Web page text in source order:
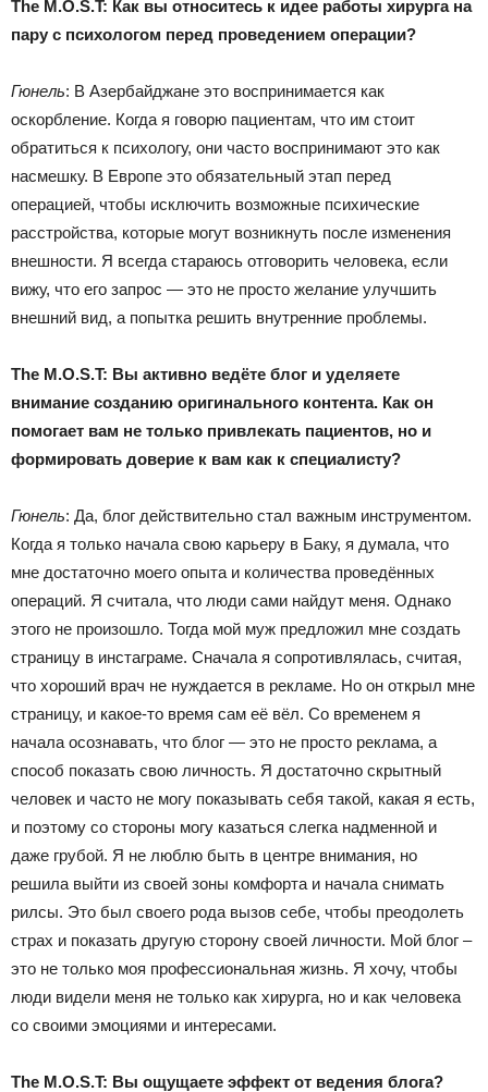
The M.O.S.T: Как вы относитесь к идее работы хирурга на
пару с психологом перед проведением операции?
Гюнель: В Азербайджане это воспринимается как
оскорбление. Когда я говорю пациентам, что им стоит
обратиться к психологу, они часто воспринимают это как
насмешку. В Европе это обязательный этап перед
операцией, чтобы исключить возможные психические
расстройства, которые могут возникнуть после изменения
внешности. Я всегда стараюсь отговорить человека, если
вижу, что его запрос — это не просто желание улучшить
внешний вид, а попытка решить внутренние проблемы.
The M.O.S.T: Вы активно ведёте блог и уделяете
внимание созданию оригинального контента. Как он
помогает вам не только привлекать пациентов, но и
формировать доверие к вам как к специалисту?
Гюнель: Да, блог действительно стал важным инструментом.
Когда я только начала свою карьеру в Баку, я думала, что
мне достаточно моего опыта и количества проведённых
операций. Я считала, что люди сами найдут меня. Однако
этого не произошло. Тогда мой муж предложил мне создать
страницу в инстаграме. Сначала я сопротивлялась, считая,
что хороший врач не нуждается в рекламе. Но он открыл мне
страницу, и какое-то время сам её вёл. Со временем я
начала осознавать, что блог — это не просто реклама, а
способ показать свою личность. Я достаточно скрытный
человек и часто не могу показывать себя такой, какая я есть,
и поэтому со стороны могу казаться слегка надменной и
даже грубой. Я не люблю быть в центре внимания, но
решила выйти из своей зоны комфорта и начала снимать
рилсы. Это был своего рода вызов себе, чтобы преодолеть
страх и показать другую сторону своей личности. Мой блог –
это не только моя профессиональная жизнь. Я хочу, чтобы
люди видели меня не только как хирурга, но и как человека
со своими эмоциями и интересами.
The M.O.S.T: Вы ощущаете эффект от ведения блога?